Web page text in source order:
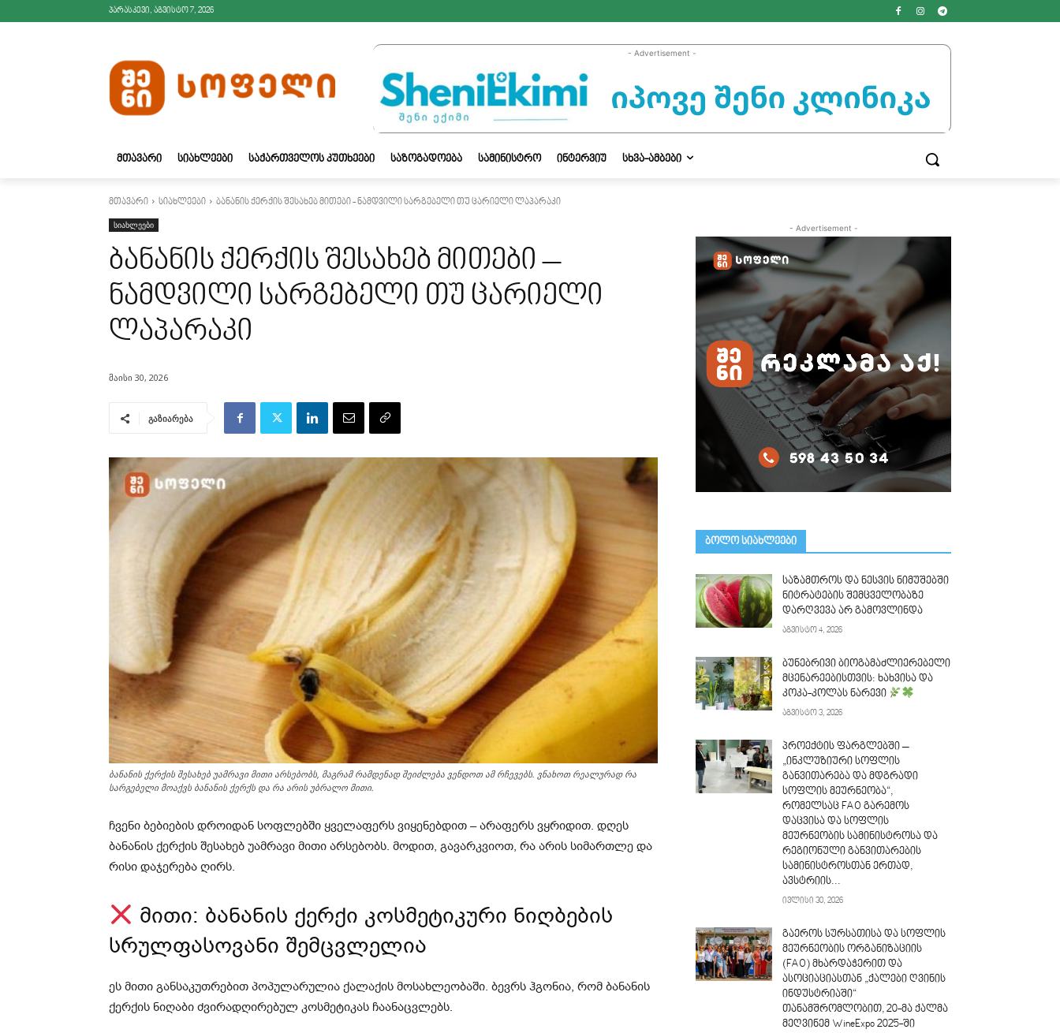
პარასკევი, აგვისტო 7, 2026
- Advertisement -
ᲛᲗᲐᲕᲐᲠᲘ ᲡᲘᲐᲮᲚᲔᲔᲑᲘ ᲡᲐᲥᲐᲠᲗᲕᲔᲚᲝᲡ ᲙᲣᲗᲮᲔᲔᲑᲘ ᲡᲐᲖᲝᲒᲐᲓᲝᲔᲑᲐ ᲡᲐᲛᲘᲜᲘᲡᲢᲠᲝ ᲘᲜᲢᲔᲠᲕᲘᲣ ᲡᲮᲕᲐ-ᲐᲛᲑᲔᲑᲘ
მთავარი სიახლეები ბანანის ქერქის შესახებ მითები - ნამდვილი სარგებელი თუ ცარიელი ლაპარაკი
სიახლეები
ბანანის ქერქის შესახებ მითები –
ნამდვილი სარგებელი თუ ცარიელი
ლაპარაკი
მაისი 30, 2026
გაზიარება
ბანანის ქერქის შესახებ უამრავი მითი არსებობს, მაგრამ რამდენად შეიძლება ვენდოთ ამ რჩევებს. ვნახოთ რეალურად რა
სარგებელი მოაქვს ბანანის ქერქს და რა არის უბრალო მითი.
ჩვენი ბებიების დროიდან სოფლებში ყველაფერს ვიყენებდით – არაფერს ვყრიდით. დღეს
ბანანის ქერქის შესახებ უამრავი მითი არსებობს. მოდით, გავარკვიოთ, რა არის სიმართლე და
რისი დაჯერება ღირს.
მითი: ბანანის ქერქი კოსმეტიკური ნიღბების
სრულფასოვანი შემცვლელია
ეს მითი განსაკუთრებით პოპულარულია ქალაქის მოსახლეობაში. ბევრს ჰგონია, რომ ბანანის
ქერქის ნიღაბი ძვირადღირებულ კოსმეტიკას ჩაანაცვლებს.
- Advertisement -
ᲑᲝᲚᲝ ᲡᲘᲐᲮᲚᲔᲔᲑᲘ
საზამთროს და ნესვის ნიმუშებში
ნიტრატების შემცველობაზე
დარღვევა არ გამოვლინდა
აგვისტო 4, 2026
ბუნებრივი ბიოგამაძლიერებელი
მცენარეებისთვის: ხახვისა და
კოკა-კოლას ნარევი
აგვისტო 3, 2026
პროექტის ფარგლებში –
„ინკლუზიური სოფლის
განვითარება და მდგრადი
სოფლის მეურნეობა“,
რომელსაც FAO გარემოს
დაცვისა და სოფლის
მეურნეობის სამინისტროსა და
რეგიონული განვითარების
სამინისტროსთან ერთად,
ავსტრიის...
ივლისი 30, 2026
გაეროს სურსათისა და სოფლის
მეურნეობის ორგანიზაციის
(FAO) მხარდაჭერით და
ასოციაციასთან „ქალები ღვინის
ინდუსტრიაში“
თანამშრომლობით, 20-მა ქალმა
მეღვინემ WineExpo 2025-ში